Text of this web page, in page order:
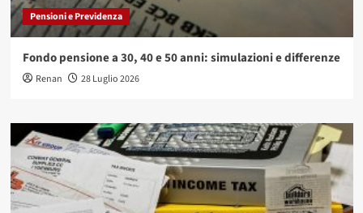
Pensioni e Previdenza
Fondo pensione a 30, 40 e 50 anni: simulazioni e differenze
Renan 28 Luglio 2026